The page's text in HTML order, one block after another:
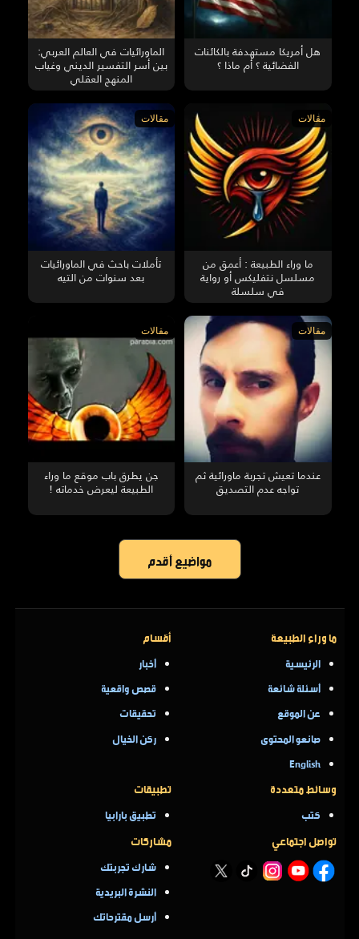
هل أمريكا مستهدفة بالكائنات
الفضائية ؟ أم ماذا ؟
الماورائيات في العالم العربي:
بين أسر التفسير الديني وغياب
المنهج العقلي
مقالات
ما وراء الطبيعة : أعمق من
مسلسل نتفليكس أو رواية
في سلسلة
مقالات
تأملات باحث في الماورائيات
بعد سنوات من التيه
مقالات
عندما تعيش تجربة ماورائية ثم
تواجه عدم التصديق
مقالات
جن يطرق باب موقع ما وراء
الطبيعة ليعرض خدماته !
مواضيع أقدم
ما وراء الطبيعة
الرئيسية
أسئلة شائعة
عن الموقع
صانعو المحتوى
English
أقسام
أخبار
قصص واقعية
تحقيقات
ركن الخيال
وسائط متعددة
كتب
تطبيقات
تطبيق بارابيا
تواصل اجتماعي مشاركات
شارك تجربتك
النشرة البريدية
أرسل مقترحاتك